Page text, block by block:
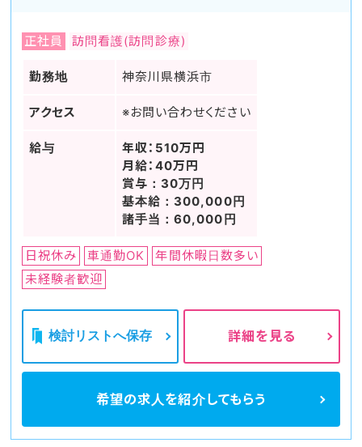
正社員 訪問看護(訪問診療)
勤務地 神奈川県横浜市
アクセス ※お問い合わせください
給与
年収：510万円
月給：40万円
賞与：30万円
基本給：300,000円
諸手当：60,000円
日祝休み 車通勤OK
年間休暇日数多い
未経験者歓迎
検討リストへ保存 詳細を見る
希望の求人を紹介してもらう